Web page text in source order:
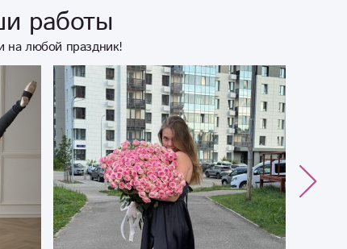
и в срок ! Спасибо вам ,что Вы есть! За
оперативность, качество и душевность ! ❤
работы
на любой праздник!